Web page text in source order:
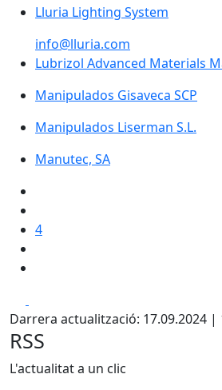
Lluria Lighting System
info@lluria.com
Lubrizol Advanced Materials
Manipulados Gisaveca SCP
Manipulados Liserman S.L.
Manutec, SA
4
Darrera actualització: 17.09.2024 |
RSS
L'actualitat a un clic